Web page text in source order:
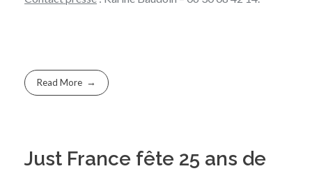
Read More
Just France fête 25 ans de